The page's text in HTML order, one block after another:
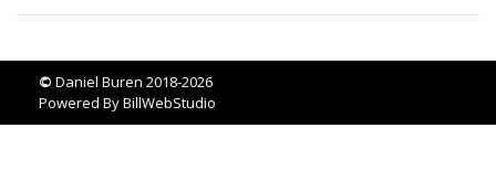
© Daniel Buren 2018-2026
Powered ByBillWebStudio